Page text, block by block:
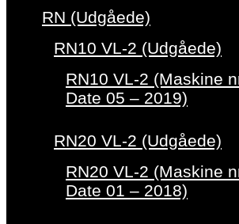
RN (Udgåede)
RN10 VL-2 (Udgåede)
RN10 VL-2 (Maskine
Date 05 – 2019)
RN20 VL-2 (Udgåede)
RN20 VL-2 (Maskine
Date 01 – 2018)